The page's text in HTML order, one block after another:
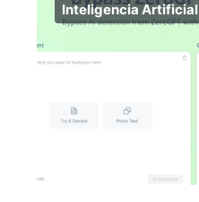
Inteligencia Artificial